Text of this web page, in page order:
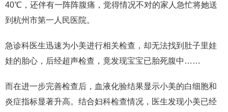
40℃，还伴有一阵阵腹痛，觉得情况不对的家人急忙将她送
到杭州市第一人民医院。
急诊科医生迅速为小美进行相关检查，却无法找到肚子里娃
娃的胎心，后经超声检查，竟发现宝宝已胎死腹中……
而在进一步完善检查后，血液化验结果显示小美的白细胞和
炎症指标显著升高。结合妇科检查情况，医生发现小美已经